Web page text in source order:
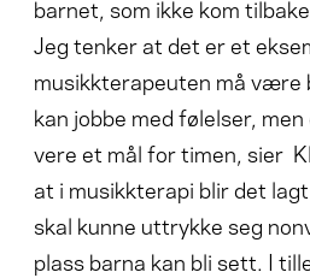
barnet, som ikke kom
Jeg tenker at det er et
musikkterapeuten må være
kan jobbe med følelser,
vere et mål for timen, sier
at i musikkterapi blir det
skal kunne uttrykke seg
plass barna kan bli sett. I